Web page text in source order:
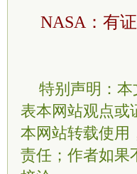
NASA：有
特别声明：
表本网站观点或
本网站转载使用
责任；作者如果